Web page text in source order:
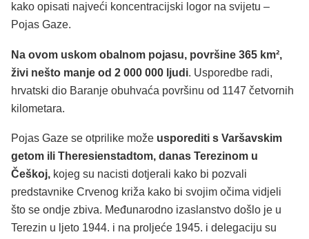
kako opisati najveći koncentracijski logor na svijetu –
Pojas Gaze.
Na ovom uskom obalnom pojasu, površine 365 km²,
živi nešto manje od 2 000 000 ljudi. Usporedbe radi,
hrvatski dio Baranje obuhvaća površinu od 1147 četvornih
kilometara.
Pojas Gaze se otprilike može usporediti s Varšavskim
getom ili Theresienstadtom, danas Terezinom u
Češkoj, kojeg su nacisti dotjerali kako bi pozvali
predstavnike Crvenog križa kako bi svojim očima vidjeli
što se ondje zbiva. Međunarodno izaslanstvo došlo je u
Terezin u ljeto 1944. i na proljeće 1945. i delegaciju su